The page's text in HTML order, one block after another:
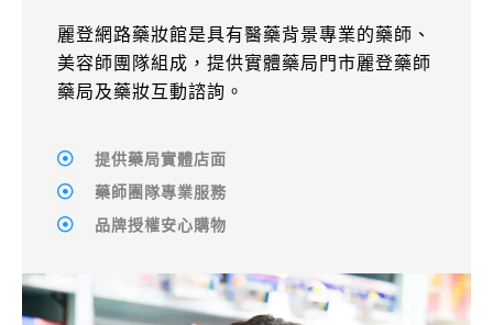
麗登網路藥妝館是具有醫藥背景專業的藥師、
美容師團隊組成，提供實體藥局門市麗登藥師
藥局及藥妝互動諮詢。
提供藥局實體店面
藥師團隊專業服務
品牌授權安心購物